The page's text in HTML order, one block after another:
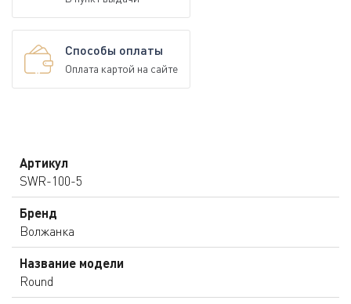
Способы оплаты
Оплата картой на сайте
Артикул
SWR-100-5
Бренд
Волжанка
Название модели
Round